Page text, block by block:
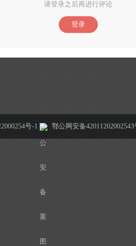
请登录之后再进行评论
登录
号-1 鄂公网安备42011202002543